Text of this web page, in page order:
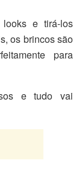
e tirá-los
os brincos são
para
e tudo vai